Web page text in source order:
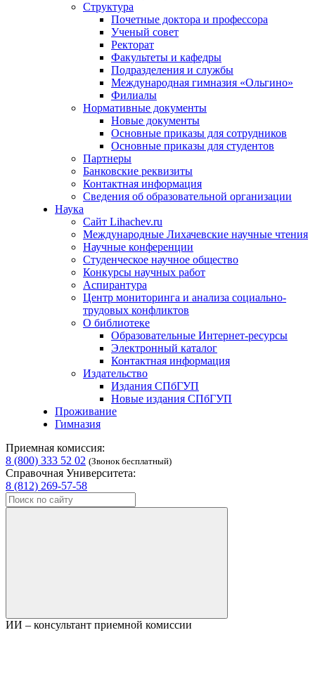
Структура
Почетные доктора и профессора
Ученый совет
Ректорат
Факультеты и кафедры
Подразделения и службы
Международная гимназия «Ольгино»
Филиалы
Нормативные документы
Новые документы
Основные приказы для сотрудников
Основные приказы для студентов
Партнеры
Банковские реквизиты
Контактная информация
Сведения об образовательной организации
Наука
Сайт Lihachev.ru
Международные Лихачевские научные чтения
Научные конференции
Студенческое научное общество
Конкурсы научных работ
Аспирантура
Центр мониторинга и анализа социально-
трудовых конфликтов
О библиотеке
Образовательные Интернет-ресурсы
Электронный каталог
Контактная информация
Издательство
Издания СПбГУП
Новые издания СПбГУП
Проживание
Гимназия
Приемная комиссия:
8 (800) 333 52 02 (Звонок бесплатный)
Справочная Университета:
8 (812) 269-57-58
ИИ – консультант приемной комиссии